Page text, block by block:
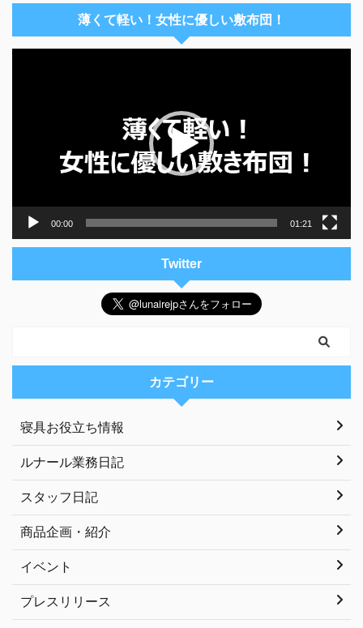
薄くて軽い！女性に優しい敷布団！
00:00 01:21
Twitter
カテゴリー
寝具お役立ち情報
ルナール業務日記
スタッフ日記
商品企画・紹介
イベント
プレスリリース